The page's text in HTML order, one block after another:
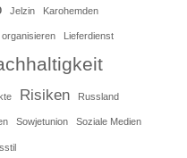
Jelzin Karohemden
organisieren Lieferdienst
Risiken Russland
Sowjetunion Soziale Medien